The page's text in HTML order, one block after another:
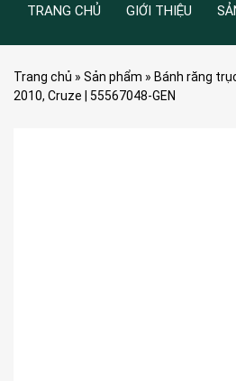
TRANG CHỦ GIỚI THIỆU
Trang chủ » Sản phẩm » Bánh răng
2010, Cruze | 55567048-GEN